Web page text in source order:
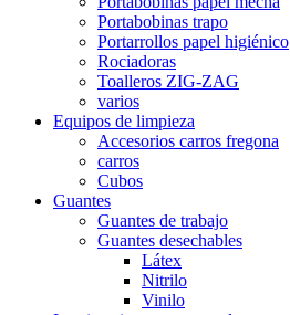
Portabobinas trapo
Portarrollos papel higiénico
Rociadoras
Toalleros ZIG-ZAG
varios
Equipos de limpieza
Accesorios carros fregona
carros
Cubos
Guantes
Guantes de trabajo
Guantes desechables
Látex
Nitrilo
Vinilo